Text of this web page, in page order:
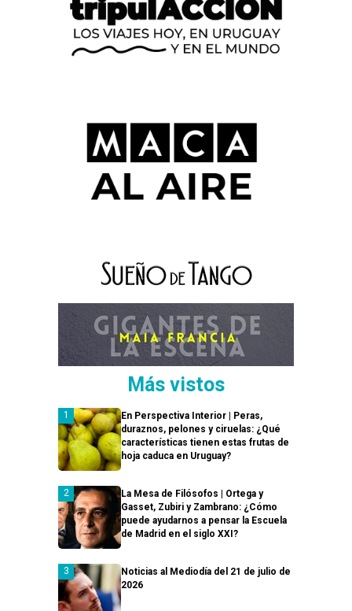
Más vistos
En Perspectiva Interior | Peras,
duraznos, pelones y ciruelas: ¿Qué
características tienen estas frutas de
hoja caduca en Uruguay?
La Mesa de Filósofos | Ortega y
Gasset, Zubiri y Zambrano: ¿Cómo
puede ayudarnos a pensar la Escuela
de Madrid en el siglo XXI?
Noticias al Mediodía del 21 de julio de
2026